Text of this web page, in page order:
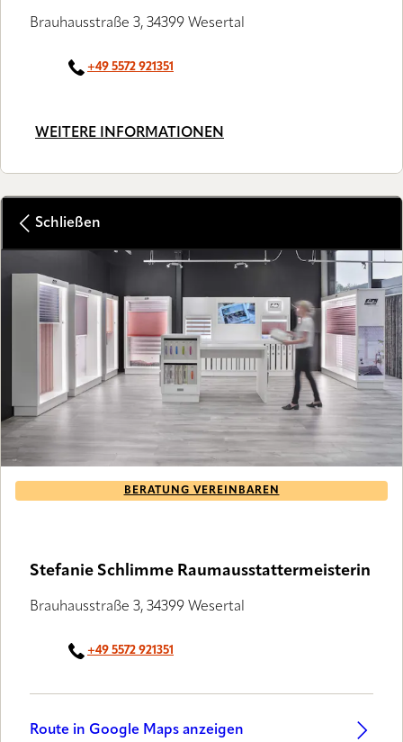
Brauhausstraße 3, 34399 Wesertal
+49 5572 921351
WEITERE INFORMATIONEN
Schließen
BERATUNG VEREINBAREN
Stefanie Schlimme Raumausstattermeisterin
Brauhausstraße 3, 34399 Wesertal
+49 5572 921351
Route in Google Maps anzeigen